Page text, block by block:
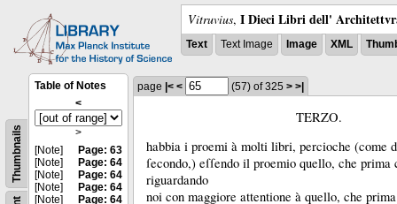
Vitruvius, I Dieci Libri dell'
Text Text Image Image XML
Thumbnails
Table of Notes
<
>
[Note]
Page: 63
[Note]
Page: 64
[Note]
Page: 64
[Note]
Page: 64
[Note]
Page: 64
page |< < (57) of 325 > >|
TERZO.
habbia i proemi à molti libri, percioche (come
ſecondo,) eſſendo il proemio quello, che
riguardando
noi con maggiore attentione à quello, che